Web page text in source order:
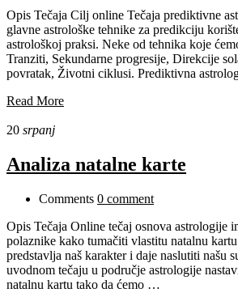
Opis Tečaja Cilj online Tečaja prediktivne
glavne astrološke tehnike za predikciju
astrološkoj praksi. Neke od tehnika koje
Tranziti, Sekundarne progresije, Direkcije
povratak, Životni ciklusi. Prediktivna
Read More
20 srpanj
Analiza natalne karte
Comments 0 comment
Opis Tečaja Online tečaj osnova astrologije
polaznike kako tumačiti vlastitu natalnu
predstavlja naš karakter i daje naslutiti našu
uvodnom tečaju u područje astrologije
natalnu kartu tako da ćemo …